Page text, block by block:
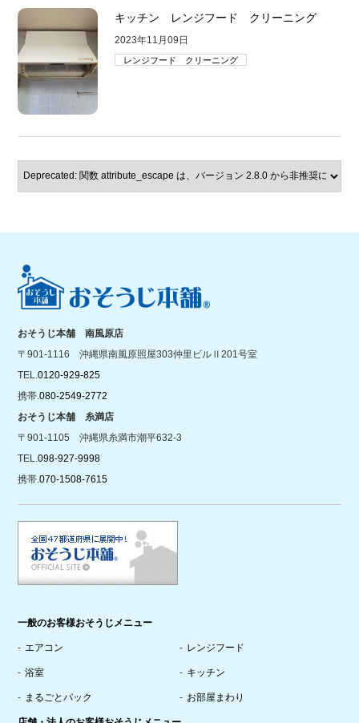
キッチン レンジフード クリーニング
2023年11月09日
レンジフード クリーニング
おそうじ本舗 南風原店
〒901-1116 沖縄県南風原照屋303仲里ビルⅡ201号室
TEL.0120-929-825
携帯.080-2549-2772
おそうじ本舗 糸満店
〒901-1105 沖縄県糸満市潮平632-3
TEL.098-927-9998
携帯.070-1508-7615
一般のお客様おそうじメニュー
エアコン レンジフード
浴室 キッチン
まるごとパック お部屋まわり